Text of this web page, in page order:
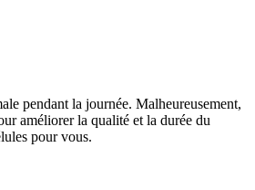
pendant la journée. Malheureusement,
améliorer la qualité et la durée du
pour vous.